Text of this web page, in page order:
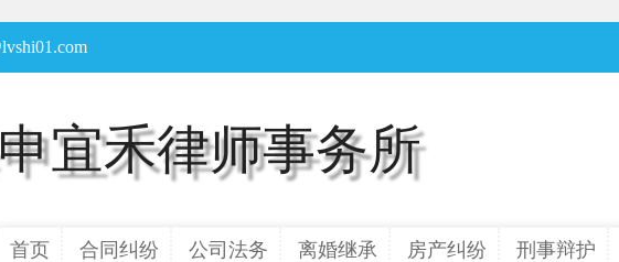
申宜禾律师事务所
首页 合同纠纷 公司法务 离婚继承 房产纠纷 刑事辩护